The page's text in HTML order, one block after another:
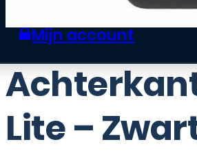
Zakelijke klant worden
Mijn account
Lite –